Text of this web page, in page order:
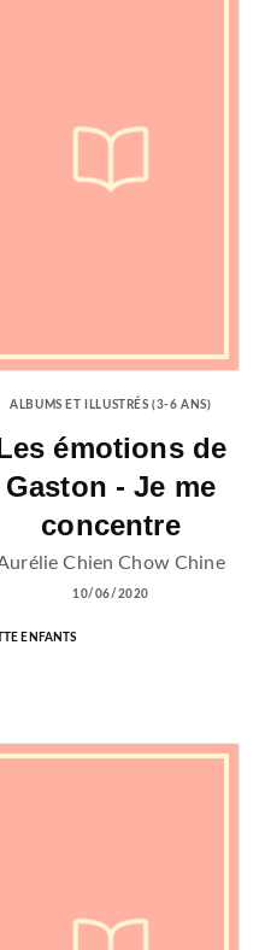
ALBUMS ET ILLUSTRÉS (3-6 ANS)
émotions de
Gaston - Je me
concentre
Chien Chow Chine
10/06/2020
ENFANTS